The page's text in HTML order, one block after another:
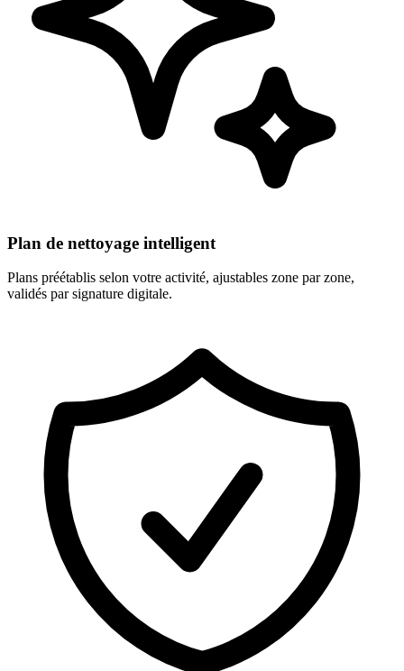
Plan de nettoyage intelligent
Plans préétablis selon votre activité, ajustables zone par zone,
validés par signature digitale.